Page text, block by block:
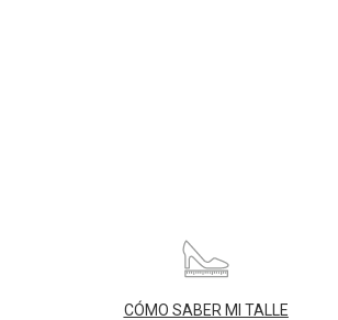
CÓMO SABER MI TALLE